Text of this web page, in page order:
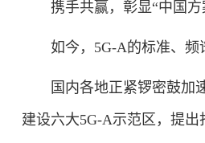
携手共赢，彰显“中国
如今，5G-A的标准、
国内各地正紧锣密鼓加
建设六大5G-A示范区，提